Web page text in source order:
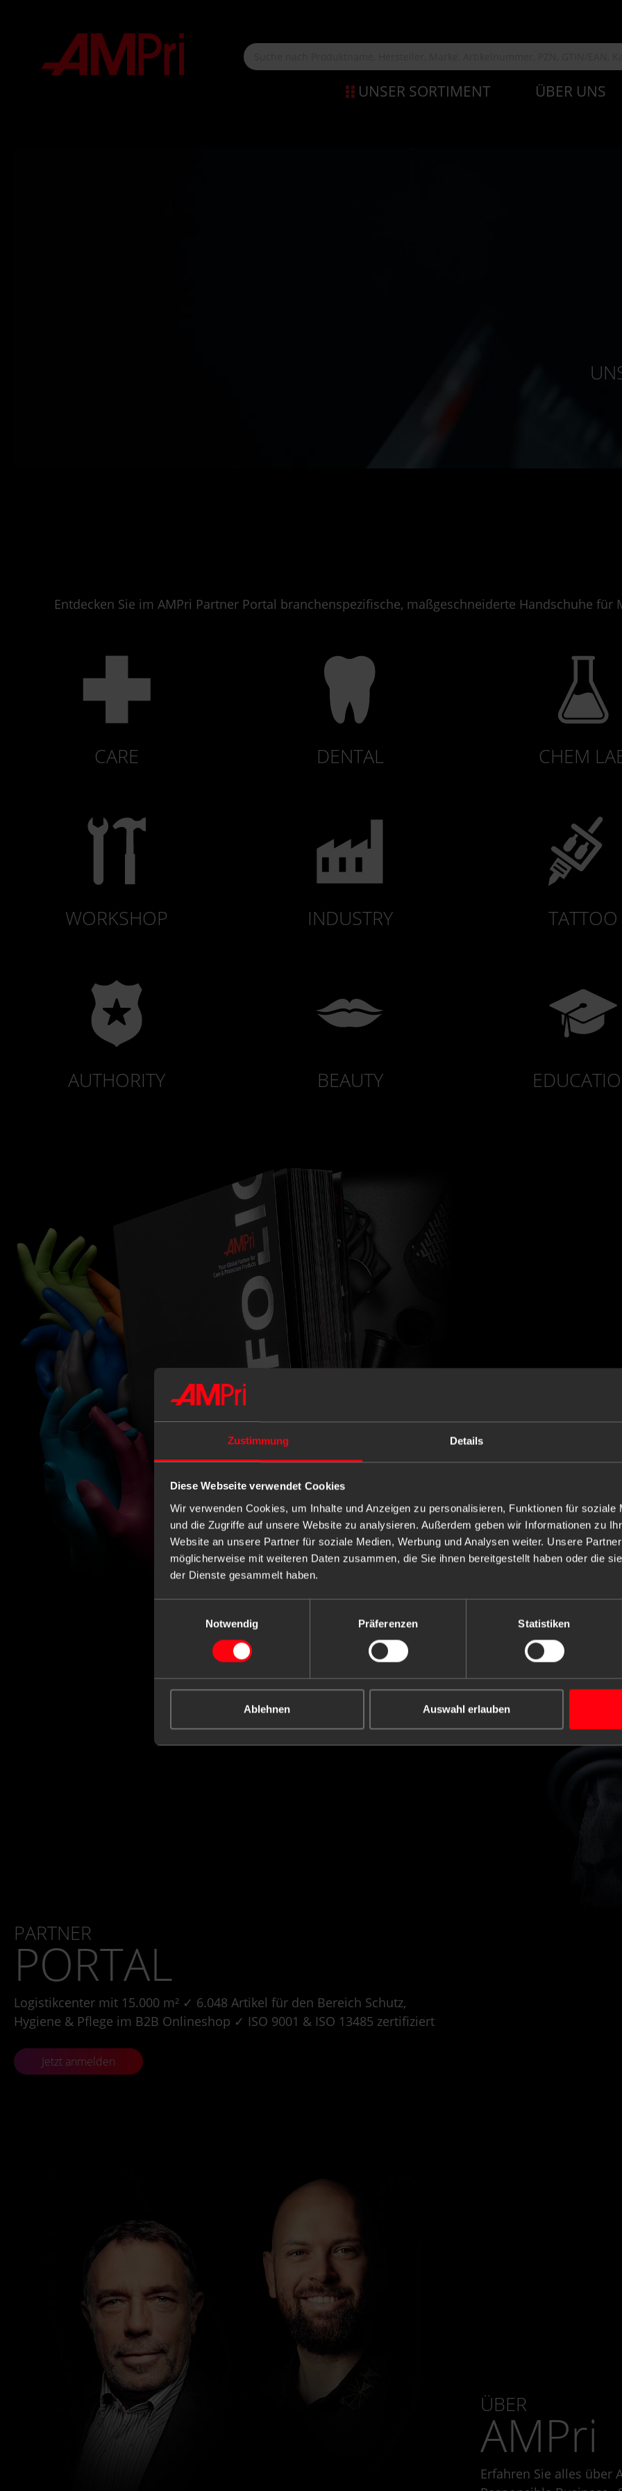
Zustimmung Details
Diese Webseite verwendet Cookies
Wir verwenden Cookies, um Inhalte und Anzeigen zu personalisieren, Funktionen für soziale
und die Zugriffe auf unsere Website zu analysieren. Außerdem geben wir Informationen zu
Website an unsere Partner für soziale Medien, Werbung und Analysen weiter. Unsere
möglicherweise mit weiteren Daten zusammen, die Sie ihnen bereitgestellt haben oder die
der Dienste gesammelt haben.
Notwendig
Präferenzen Statistiken
Ablehnen Auswahl erlauben
UNSER SORTIMENT ÜBER UNS
Entdecken Sie im AMPri Partner Portal branchenspezifische, maßgeschneiderte Handschuhe
CARE DENTAL CHEM
WORKSHOP INDUSTRY TATTOO
AUTHORITY BEAUTY
UNSERE
Erlebe erstklassige
PORTFOLIO Katalog.
PARTNER
PORTAL
Logistikcenter mit 15.000 m² ✓ 6.048 Artikel für den Bereich Schutz,
Hygiene & Pflege im B2B Onlineshop ✓ ISO 9001 & ISO 13485 zertifiziert
Jetzt anmelden
ÜBER
AMPri
Erfahren Sie alles über